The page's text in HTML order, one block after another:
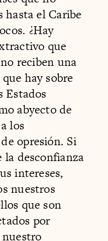
el Caribe
¿Hay
que
reciben una
hay sobre
Estados
abyecto de
los
opresión. Si
la desconfianza
intereses,
nuestros
que son
por